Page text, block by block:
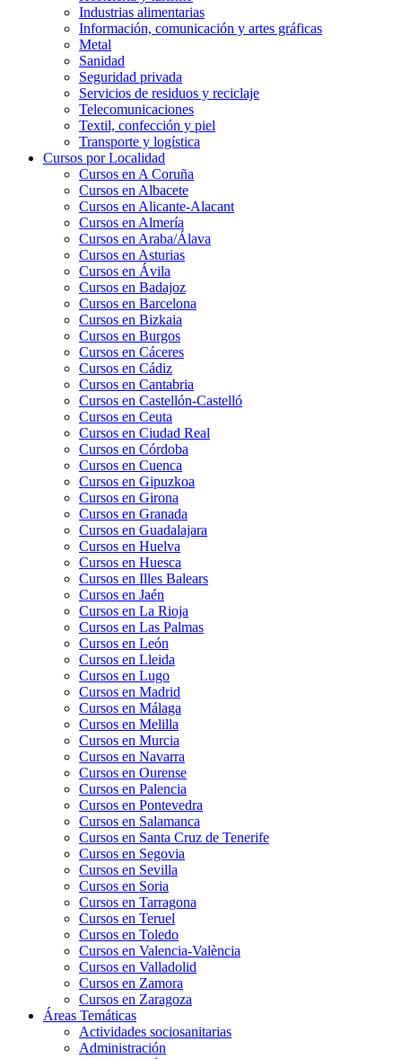
Industrias alimentarias
Información, comunicación y artes gráficas
Metal
Sanidad
Seguridad privada
Servicios de residuos y reciclaje
Telecomunicaciones
Textil, confección y piel
Transporte y logística
Cursos por Localidad
Cursos en A Coruña
Cursos en Albacete
Cursos en Alicante-Alacant
Cursos en Almería
Cursos en Araba/Álava
Cursos en Asturias
Cursos en Ávila
Cursos en Badajoz
Cursos en Barcelona
Cursos en Bizkaia
Cursos en Burgos
Cursos en Cáceres
Cursos en Cádiz
Cursos en Cantabria
Cursos en Castellón-Castelló
Cursos en Ceuta
Cursos en Ciudad Real
Cursos en Córdoba
Cursos en Cuenca
Cursos en Gipuzkoa
Cursos en Girona
Cursos en Granada
Cursos en Guadalajara
Cursos en Huelva
Cursos en Huesca
Cursos en Illes Balears
Cursos en Jaén
Cursos en La Rioja
Cursos en Las Palmas
Cursos en León
Cursos en Lleida
Cursos en Lugo
Cursos en Madrid
Cursos en Málaga
Cursos en Melilla
Cursos en Murcia
Cursos en Navarra
Cursos en Ourense
Cursos en Palencia
Cursos en Pontevedra
Cursos en Salamanca
Cursos en Santa Cruz de Tenerife
Cursos en Segovia
Cursos en Sevilla
Cursos en Soria
Cursos en Tarragona
Cursos en Teruel
Cursos en Toledo
Cursos en Valencia-València
Cursos en Valladolid
Cursos en Zamora
Cursos en Zaragoza
Áreas Temáticas
Actividades sociosanitarias
Administración